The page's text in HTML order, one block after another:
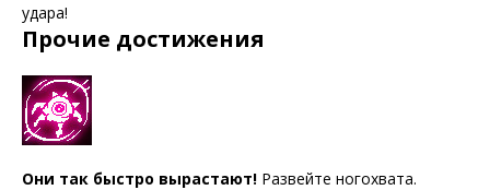
удара!
Прочие достижения
Они так быстро вырастают! Развейте ногохвата.